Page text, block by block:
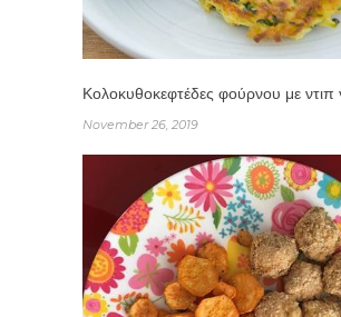
Κολοκυθοκεφτέδες φούρνου με ντιπ
November 26, 2019